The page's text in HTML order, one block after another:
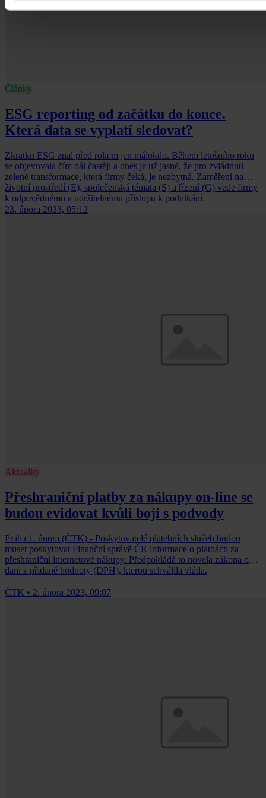
Články
ESG reporting od začátku do konce.
Která data se vyplatí sledovat?
Zkratku ESG znal před rokem jen málokdo. Během letošního roku
se objevovala čím dál častěji a dnes je už jasné, že pro zvládnutí
zelené transformace, která firmy čeká, je nezbytná. Zaměření na
životní prostředí (E), společenská témata (S) a řízení (G) vede firmy
k odpovědnému a udržitelnému přístupu k podnikání.
23. února 2023, 05:12
Aktuality
Přeshraniční platby za nákupy on-line se
budou evidovat kvůli boji s podvody
Praha 1. února (ČTK) - Poskytovatelé platebních služeb budou
muset poskytovat Finanční správě ČR informace o platbách za
přeshraniční internetové nákupy. Předpokládá to novela zákona o
dani z přidané hodnoty (DPH), kterou schválila vláda.
ČTK • 2. února 2023, 09:07